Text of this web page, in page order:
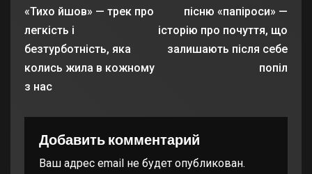
«Тихо йшов» — трек про
легкість і
безтурботність, яка
колись жила в кожному
з нас
пісню «папіроси» —
історію про почуття, що
залишають після себе
попіл
Добавить комментарий
Ваш адрес email не будет опубликован.